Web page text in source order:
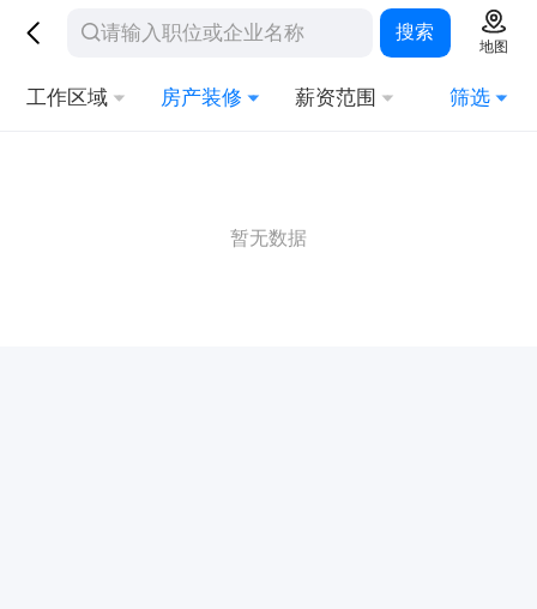
搜索
地图
工作区域 房产装修 薪资范围 筛选
暂无数据